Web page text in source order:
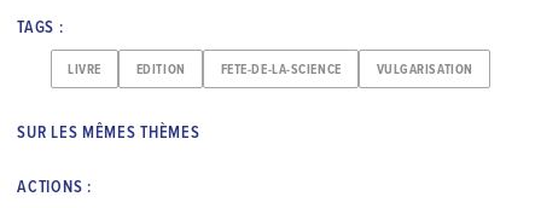
TAGS :
LIVRE EDITION FETE-DE-LA-SCIENCE VULGARISATION
SUR LES MÊMES THÈMES
ACTIONS :